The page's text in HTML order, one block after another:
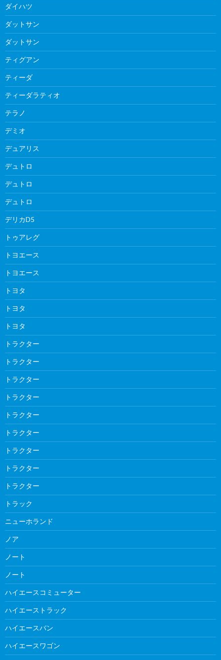
ダイハツ
ダットサン
ダットサン
ティグアン
ティーダ
ティーダラティオ
テラノ
デミオ
デュアリス
デュトロ
デュトロ
デュトロ
デリカD5
トゥアレグ
トヨエース
トヨエース
トヨタ
トヨタ
トヨタ
トラクター
トラクター
トラクター
トラクター
トラクター
トラクター
トラクター
トラクター
トラクター
トラック
ニューホランド
ノア
ノート
ノート
ハイエースコミューター
ハイエーストラック
ハイエースバン
ハイエースワゴン